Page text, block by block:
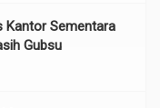
Kantor Sementara
Gubsu